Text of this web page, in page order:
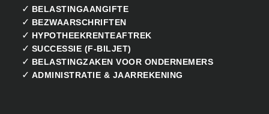
✓ BELASTINGAANGIFTE
✓ BEZWAARSCHRIFTEN
✓ HYPOTHEEKRENTEAFTREK
✓ SUCCESSIE (F-BILJET)
✓ BELASTINGZAKEN VOOR ONDERNEMERS
✓ ADMINISTRATIE & JAARREKENING